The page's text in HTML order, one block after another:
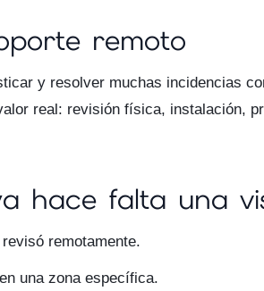
remoto
y resolver muchas incidencias
real: revisión física, instalación,
hace falta una
remotamente.
una zona específica.